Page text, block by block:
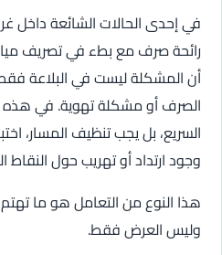
في إحدى الحالات الشائعة داخل
رائحة صرف مع بطء في تصريف
أن المشكلة ليست في البلاعة
الصرف أو مشكلة تهوية. في هذه
السريع، بل يجب تنظيف المسار،
وجود ارتداد أو تهريب حول النقاط
هذا النوع من التعامل هو ما
وليس العرض فقط.